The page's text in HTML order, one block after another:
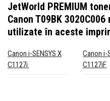
JetWorld PREMIUM
Canon T09BK
utilizate în aceste
Canon i-SENSYS X
C1127i
Canon i-
C1127iF